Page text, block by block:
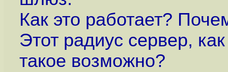
Как это работает?
Этот радиус сервер,
такое возможно?